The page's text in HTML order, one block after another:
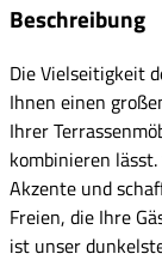
Beschreibung
Die Vielseitigkeit
Ihnen einen
Ihrer
kombinieren
Akzente und
Freien, die Ihre
ist unser